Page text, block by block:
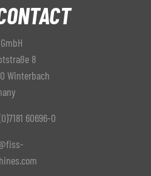
8
Winterbach
60696-0